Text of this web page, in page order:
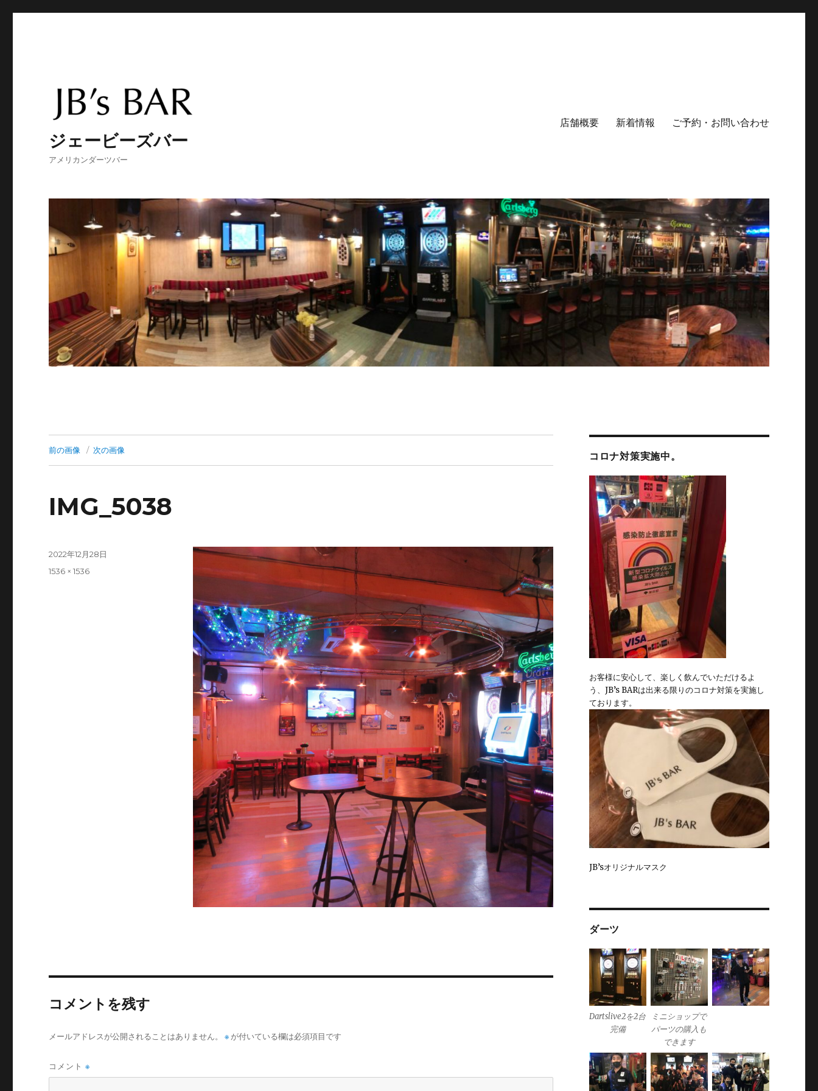
ジェービーズバー
アメリカンダーツバー
店舗概要 新着情報 ご予約・お問い合わせ
前の画像 次の画像
IMG_5038
投
2022年12月28日
フ
1536 × 1536
コメントを残す
メールアドレスが公開されることはありません。 ※ が付いている欄は必須項目です
コメント※
コロナ対策実施中。
お客様に安心して、楽しく飲んでいただけるよ
う、JB’s BARは出来る限りのコロナ対策を実施し
ております。
JB’sオリジナルマスク
ダーツ
Dartslive2を2台
完備
ミニショップで
パーツの購入も
できます